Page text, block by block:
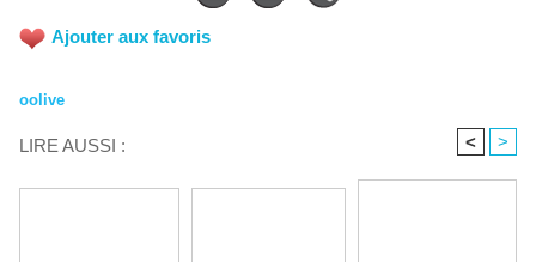
Ajouter aux favoris
oolive
LIRE AUSSI : < >